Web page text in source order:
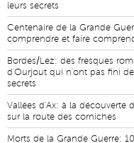
leurs secrets
Centenaire de la Grande
comprendre et faire
Bordes/Lez: des fresques
d'Ourjout qui n'ont pas fini
secrets
Vallées d'Ax: à la découverte
sur la route des corniches
Morts de la Grande Guerre: